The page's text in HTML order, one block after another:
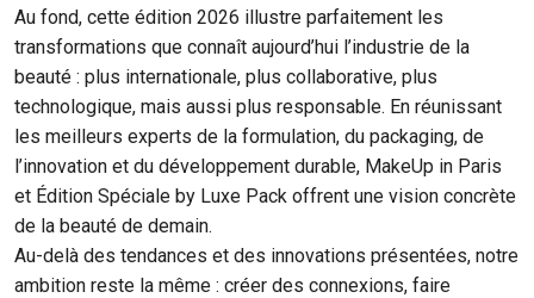
Au fond, cette édition 2026 illustre parfaitement les
transformations que connaît aujourd’hui l’industrie de la
beauté : plus internationale, plus collaborative, plus
technologique, mais aussi plus responsable. En réunissant
les meilleurs experts de la formulation, du packaging, de
l’innovation et du développement durable, MakeUp in Paris
et Édition Spéciale by Luxe Pack offrent une vision concrète
de la beauté de demain.
Au-delà des tendances et des innovations présentées, notre
ambition reste la même : créer des connexions, faire